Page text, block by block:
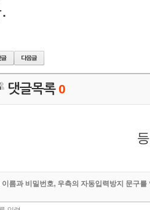
댓글목록0
이름과 비밀번호, 우측의 자동입력방지 문구를